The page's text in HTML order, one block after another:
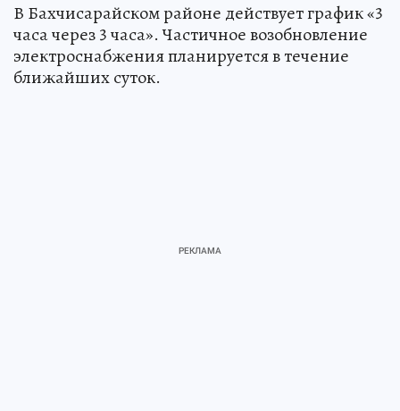
В Бахчисарайском районе действует график «3
часа через 3 часа». Частичное возобновление
электроснабжения планируется в течение
ближайших суток.